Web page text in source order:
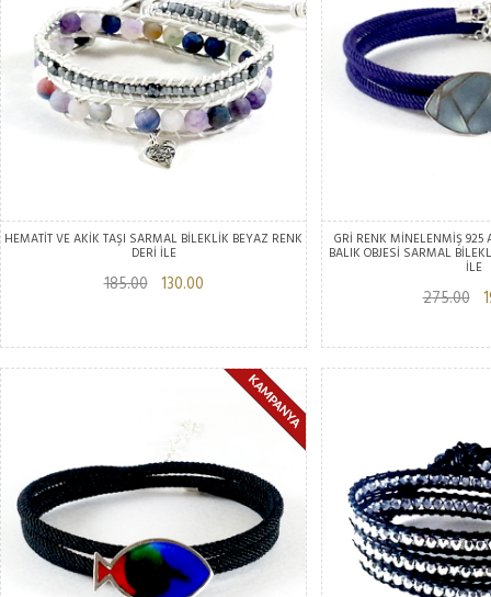
HEMATİT VE AKİK TAŞI SARMAL BİLEKLİK BEYAZ RENK
DERİ İLE
185.00130.00
GRİ RENK MİNELENMİŞ 925
BALIK OBJESİ SARMAL
İLE
275.00